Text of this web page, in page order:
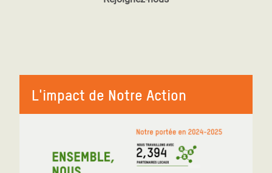
L'impact de Notre Action